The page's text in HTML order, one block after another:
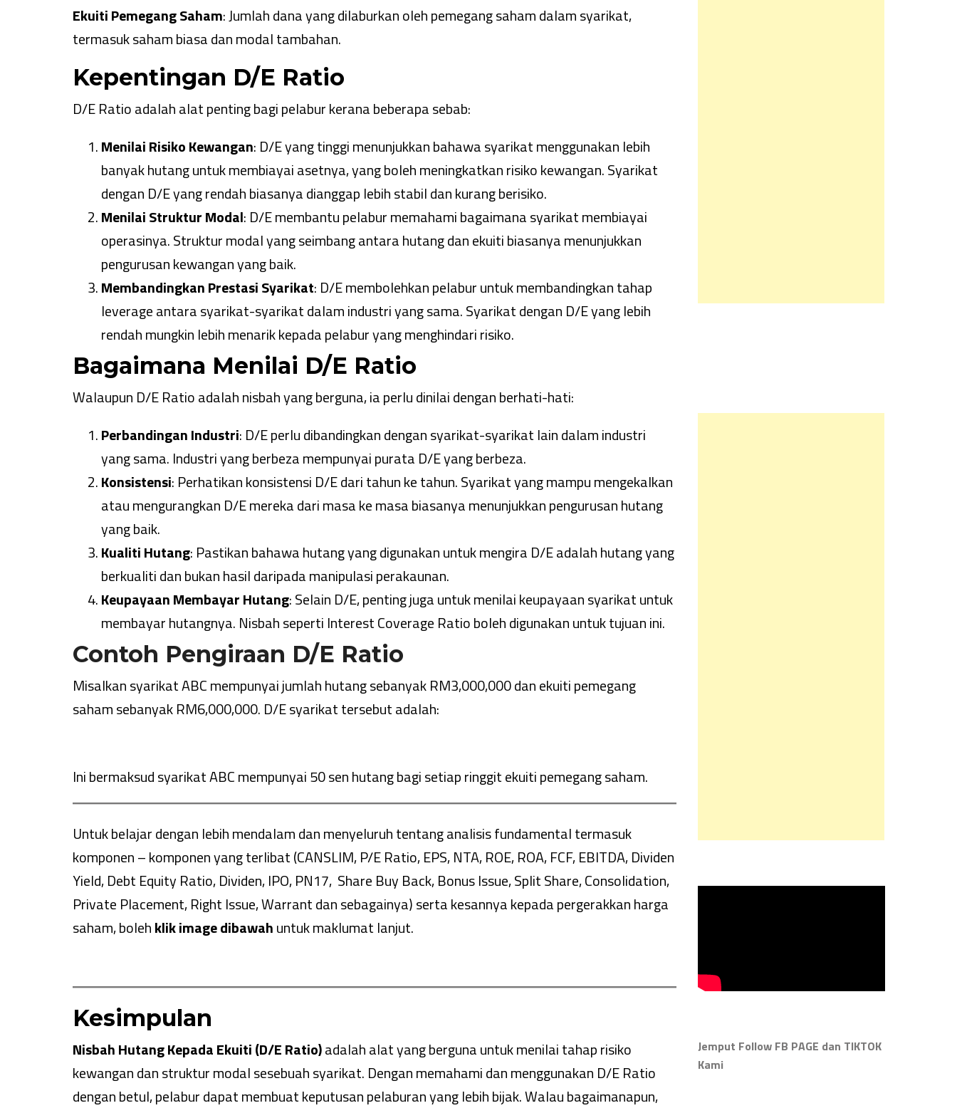
Ekuiti Pemegang Saham: Jumlah dana yang dilaburkan oleh pemegang saham dalam syarikat,
termasuk saham biasa dan modal tambahan.
Kepentingan D/E Ratio
D/E Ratio adalah alat penting bagi pelabur kerana beberapa sebab:
Menilai Risiko Kewangan: D/E yang tinggi menunjukkan bahawa syarikat menggunakan lebih
banyak hutang untuk membiayai asetnya, yang boleh meningkatkan risiko kewangan. Syarikat
dengan D/E yang rendah biasanya dianggap lebih stabil dan kurang berisiko.
Menilai Struktur Modal: D/E membantu pelabur memahami bagaimana syarikat membiayai
operasinya. Struktur modal yang seimbang antara hutang dan ekuiti biasanya menunjukkan
pengurusan kewangan yang baik.
Membandingkan Prestasi Syarikat: D/E membolehkan pelabur untuk membandingkan tahap
leverage antara syarikat-syarikat dalam industri yang sama. Syarikat dengan D/E yang lebih
rendah mungkin lebih menarik kepada pelabur yang menghindari risiko.
Bagaimana Menilai D/E Ratio
Walaupun D/E Ratio adalah nisbah yang berguna, ia perlu dinilai dengan berhati-hati:
Perbandingan Industri: D/E perlu dibandingkan dengan syarikat-syarikat lain dalam industri
yang sama. Industri yang berbeza mempunyai purata D/E yang berbeza.
Konsistensi: Perhatikan konsistensi D/E dari tahun ke tahun. Syarikat yang mampu mengekalkan
atau mengurangkan D/E mereka dari masa ke masa biasanya menunjukkan pengurusan hutang
yang baik.
Kualiti Hutang: Pastikan bahawa hutang yang digunakan untuk mengira D/E adalah hutang yang
berkualiti dan bukan hasil daripada manipulasi perakaunan.
Keupayaan Membayar Hutang: Selain D/E, penting juga untuk menilai keupayaan syarikat untuk
membayar hutangnya. Nisbah seperti Interest Coverage Ratio boleh digunakan untuk tujuan ini.
Contoh Pengiraan D/E Ratio
Misalkan syarikat ABC mempunyai jumlah hutang sebanyak RM3,000,000 dan ekuiti pemegang
saham sebanyak RM6,000,000. D/E syarikat tersebut adalah:
Ini bermaksud syarikat ABC mempunyai 50 sen hutang bagi setiap ringgit ekuiti pemegang saham.
Untuk belajar dengan lebih mendalam dan menyeluruh tentang analisis fundamental termasuk
komponen – komponen yang terlibat (CANSLIM, P/E Ratio, EPS, NTA, ROE, ROA, FCF, EBITDA, Dividen
Yield, Debt Equity Ratio, Dividen, IPO, PN17, Share Buy Back, Bonus Issue, Split Share, Consolidation,
Private Placement, Right Issue, Warrant dan sebagainya) serta kesannya kepada pergerakkan harga
saham, bolehklik image dibawahuntuk maklumat lanjut.
Kesimpulan
Nisbah Hutang Kepada Ekuiti (D/E Ratio)adalah alat yang berguna untuk menilai tahap risiko
kewangan dan struktur modal sesebuah syarikat. Dengan memahami dan menggunakan D/E Ratio
dengan betul, pelabur dapat membuat keputusan pelaburan yang lebih bijak. Walau bagaimanapun,
Jemput Follow FB PAGE dan TIKTOK
Kami